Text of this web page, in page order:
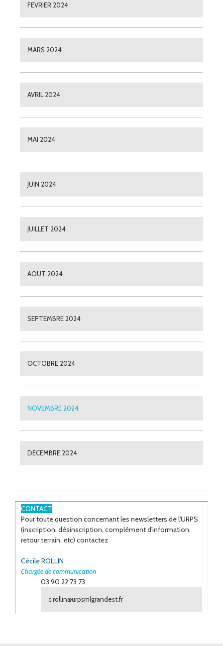
FEVRIER 2024
MARS 2024
AVRIL 2024
MAI 2024
JUIN 2024
JUILLET 2024
AOUT 2024
SEPTEMBRE 2024
OCTOBRE 2024
NOVEMBRE 2024
DECEMBRE 2024
CONTACT
Pour toute question concernant les newsletters de l'URPS
(inscription, désinscription, complément d'information,
retour terrain, etc) contactez
Cécile ROLLIN
Chargée de communication
03 90 22 73 73
c.rollin@urpsmlgrandest.fr